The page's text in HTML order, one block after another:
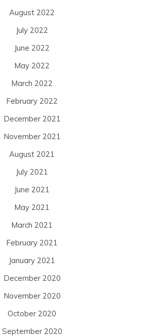
August 2022
July 2022
June 2022
May 2022
March 2022
February 2022
December 2021
November 2021
August 2021
July 2021
June 2021
May 2021
March 2021
February 2021
January 2021
December 2020
November 2020
October 2020
September 2020